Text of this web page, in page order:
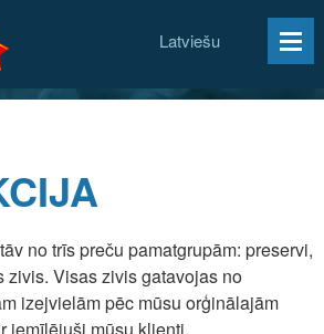
Latviešu
no trīs preču pamatgrupām: preservi,
zivis. Visas zivis gatavojas no
izejvielām pēc mūsu orģinālajām